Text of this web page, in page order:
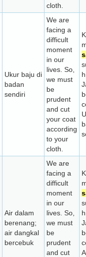
cloth.
Ukur baju di
badan
sendiri
We are
facing a
difficult
moment
in our
lives. So,
we must
be
prudent
and cut
your coat
according
to your
cloth.
Air dalam
berenang;
air dangkal
bercebuk
We are
facing a
difficult
moment
in our
lives. So,
we must
be
prudent
and cut